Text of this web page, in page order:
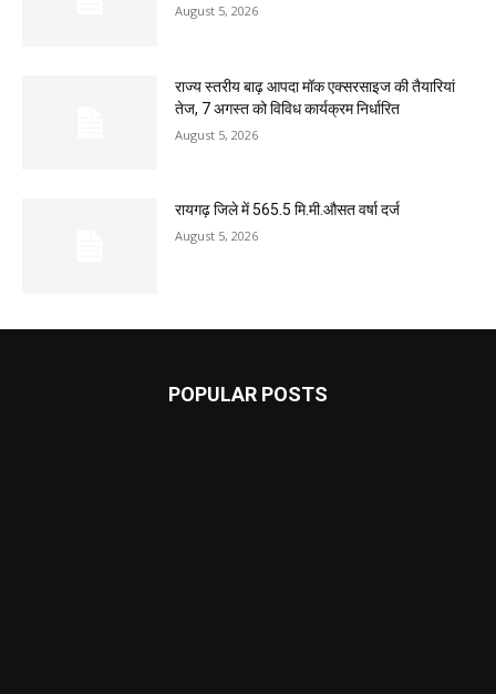
August 5, 2026
राज्य स्तरीय बाढ़ आपदा मॉक एक्सरसाइज की तैयारियां
तेज, 7 अगस्त को विविध कार्यक्रम निर्धारित
August 5, 2026
रायगढ़ जिले में 565.5 मि.मी.औसत वर्षा दर्ज
August 5, 2026
POPULAR POSTS